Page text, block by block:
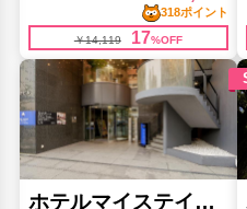
チケットサービス
洗濯機
雑司が谷宣教師博物館(1.86km)
雷神堂 巣鴨本店(2.61km)
龍泉院(3.14km)
人気スポット
上野恩賜公園(6.33km)
外源堂(8.36km)
新宿御苑(5.32km)
明治神宮(6.43km)